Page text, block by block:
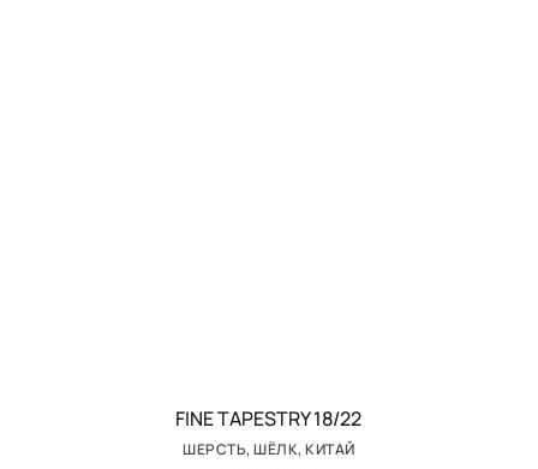
FINE TAPESTRY 18/22
ШЕРСТЬ, ШЁЛК, КИТАЙ